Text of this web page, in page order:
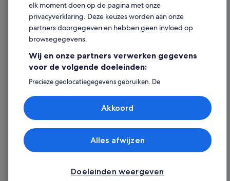
Ondersteuning
Je boeking wijzigen of annuleren
Restitutieproces en tijdsbestek
Boek een vlucht met airlinetegoed
Expedia, Inc. is niet verantwoordelijk voor de inhoud op externe
websites.
© 2026 Expedia, Inc. - een bedrijf van Expedia Group. Alle rechten
voorbehouden. Expedia en het Expedia-logo zijn handelsmerken of
elk moment doen op de pagina met onze
privacyverklaring. Deze keuzes worden aan onze
partners doorgegeven en hebben geen invloed op
browsegegevens.
Wij en onze partners verwerken gegevens
voor de volgende doeleinden:
Precieze geolocatiegegevens gebruiken. De
Informatie op een apparaat opslaan en/of openen.
Gepersonaliseerde advertenties en content, advertentie-
en contentmetingen, doelgroepenonderzoek en
Partnerlijst (derden)
Doeleinden weergeven
Alles afwijzen
Akkoord